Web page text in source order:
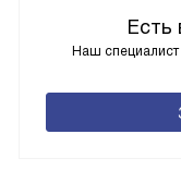
Есть
Наш специалист